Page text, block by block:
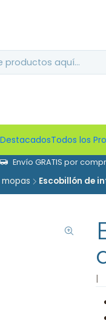
DestacadosTodos los
Envío GRATIS por
Escobillón de